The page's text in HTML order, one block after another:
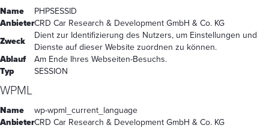
Name
PHPSESSID
AnbieterCRD Car Research & Development GmbH & Co. KG
Zweck
Dient zur Identifizierung des Nutzers, um Einstellungen und
Dienste auf dieser Website zuordnen zu können.
Ablauf
Am Ende Ihres Webseiten-Besuchs.
Typ
SESSION
WPML
Name
wp-wpml_current_language
AnbieterCRD Car Research & Development GmbH & Co. KG